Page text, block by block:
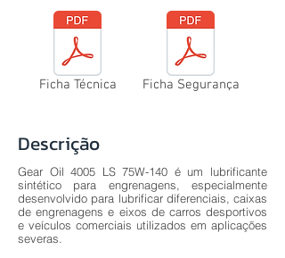
Ficha Técnica Ficha Segurança
Descrição
Gear Oil 4005 LS 75W-140 é um lubrificante
sintético para engrenagens, especialmente
desenvolvido para lubrificar diferenciais, caixas
de engrenagens e eixos de carros desportivos
e veículos comerciais utilizados em aplicações
severas.